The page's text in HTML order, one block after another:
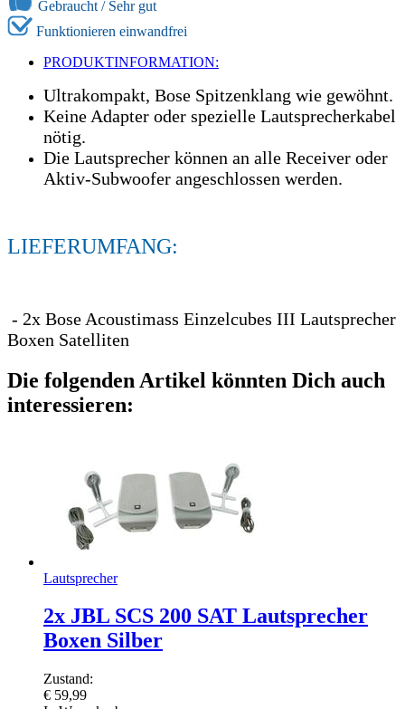
Gebraucht / Sehr gut
Funktionieren einwandfrei
PRODUKTINFORMATION:
Ultrakompakt, Bose Spitzenklang wie gewöhnt.
Keine Adapter oder spezielle Lautsprecherkabel
nötig.
Die Lautsprecher können an alle Receiver oder
Aktiv-Subwoofer angeschlossen werden.
LIEFERUMFANG:
- 2x Bose Acoustimass Einzelcubes III Lautsprecher
Boxen Satelliten
Die folgenden Artikel könnten Dich auch
interessieren:
Lautsprecher
2x JBL SCS 200 SAT Lautsprecher
Boxen Silber
Zustand:
€ 59,99